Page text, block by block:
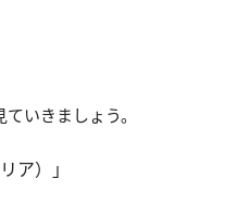
いきましょう。
ア）」